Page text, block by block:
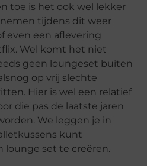
toe is het ook wel lekker
tijdens dit weer
even een aflevering
Wel komt het niet
geen loungeset buiten
op vrij slechte
Hier is wel een relatief
die pas de laatste jaren
We leggen je in
kunt
lounge set te creëren.